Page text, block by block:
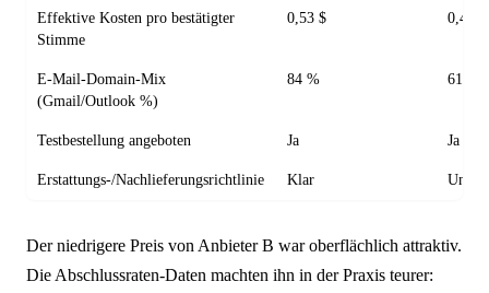
Effektive Kosten pro bestätigter
Stimme
0,53 $ 0,46 $
E-Mail-Domain-Mix
(Gmail/Outlook %)
84 % 61 %
Testbestellung angeboten Ja Ja
Erstattungs-/Nachlieferungsrichtlinie Klar
Der niedrigere Preis von Anbieter B war oberflächlich attraktiv.
Die Abschlussraten-Daten machten ihn in der Praxis teurer: